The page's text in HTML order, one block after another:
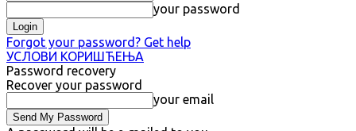
your password
Forgot your password? Get help
УСЛОВИ КОРИШЋЕЊА
Password recovery
Recover your password
your email